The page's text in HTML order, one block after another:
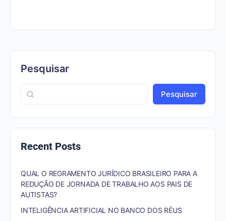
Pesquisar
Pesquisar
Recent Posts
QUAL O REGRAMENTO JURÍDICO BRASILEIRO PARA A
REDUÇÃO DE JORNADA DE TRABALHO AOS PAIS DE
AUTISTAS?
INTELIGÊNCIA ARTIFICIAL NO BANCO DOS RÉUS